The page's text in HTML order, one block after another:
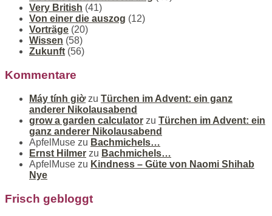
Very British (41)
Von einer die auszog (12)
Vorträge (20)
Wissen (58)
Zukunft (56)
Kommentare
Máy tính giờzu Türchen im Advent: ein ganz
anderer Nikolausabend
grow a garden calculator zu Türchen im Advent: ein
ganz anderer Nikolausabend
ApfelMuse zu Bachmichels…
Ernst Hilmer zu Bachmichels…
ApfelMuse zu Kindness – Güte von Naomi Shihab
Nye
Frisch gebloggt